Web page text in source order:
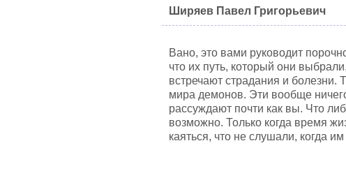
Ширяев Павел Григорьевич
Вано, это вами руководит
что их путь, который они
встречают страдания и
мира демонов. Эти вообще
рассуждают почти как вы. Что
возможно. Только когда время
каяться, что не слушали, когда